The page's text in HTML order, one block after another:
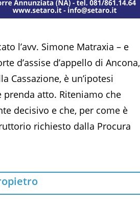
l’avv. Simone Matraxia – e
d’assise d’appello di Ancona,
Cassazione, è un’ipotesi
prenda atto. Riteniamo che
decisivo e che, per come è
richiesto dalla Procura